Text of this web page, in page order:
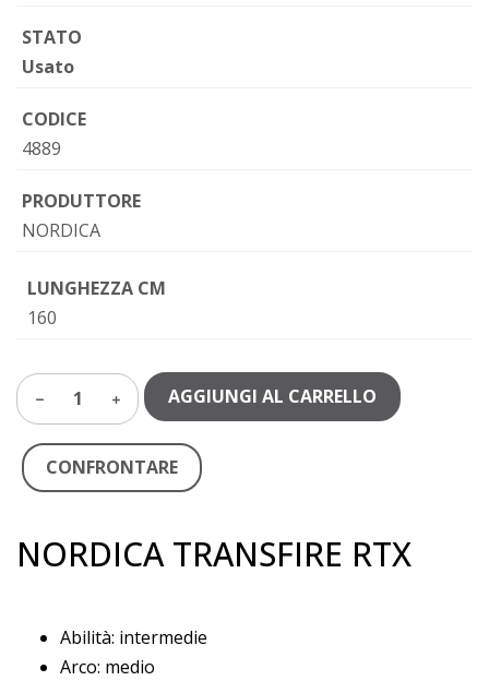
STATO
Usato
CODICE
4889
PRODUTTORE
NORDICA
LUNGHEZZA CM
160
1 AGGIUNGI AL CARRELLO
CONFRONTARE
NORDICA TRANSFIRE RTX
Abilità: intermedie
Arco: medio